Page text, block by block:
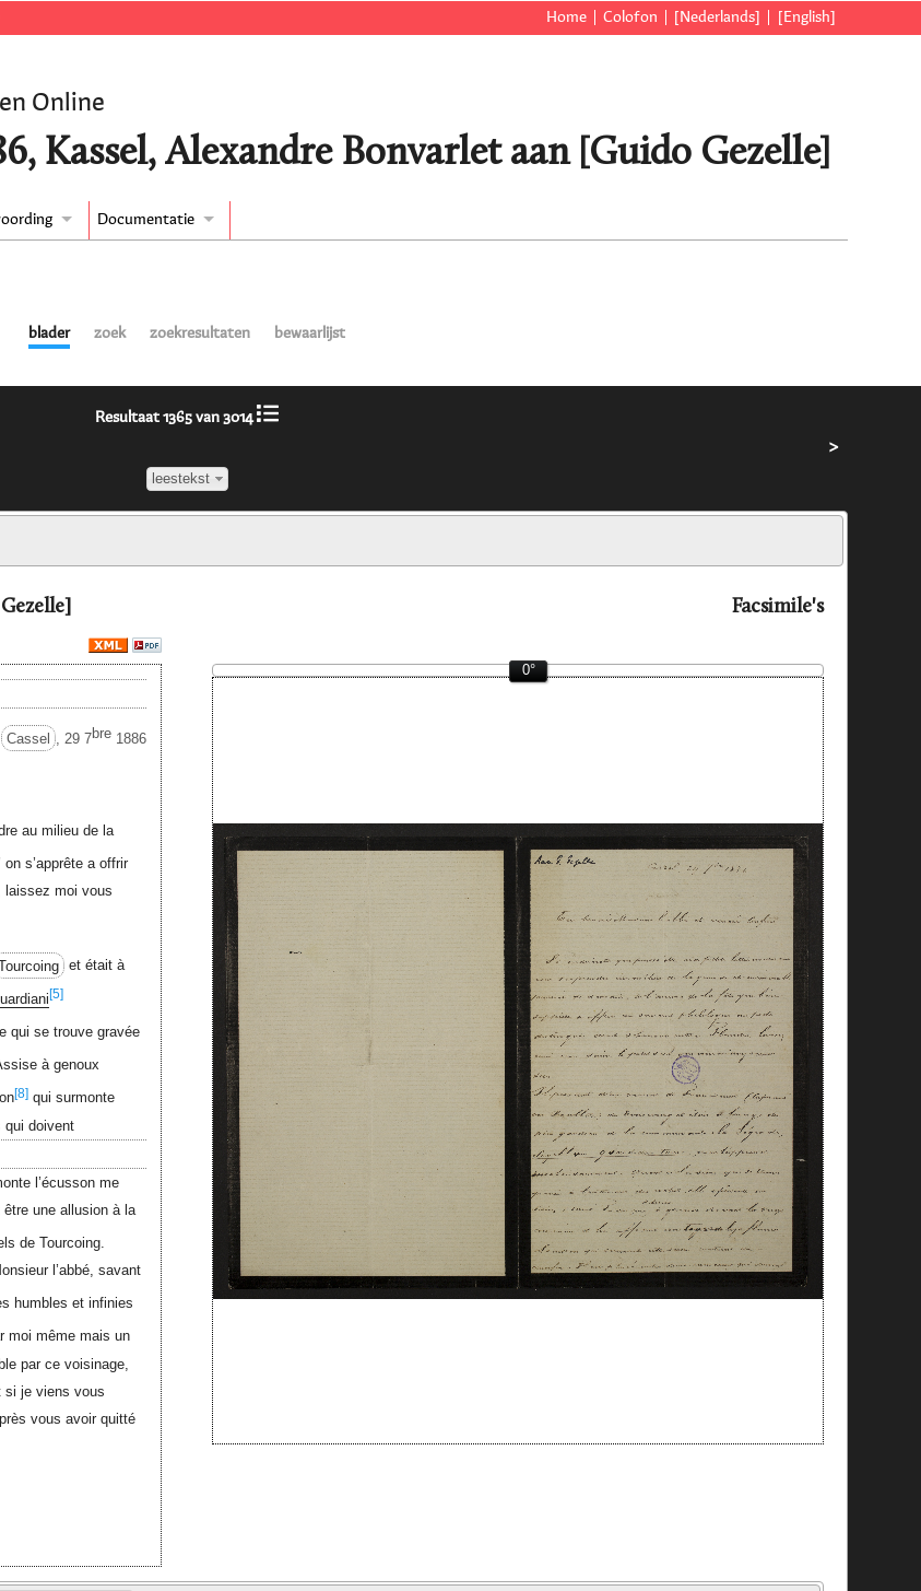
Home Colofon [Nederlands] [English]
Online
Kassel, Alexandre Bonvarlet aan [Guido Gezelle]
Documentatie
blader zoek zoekresultaten bewaarlijst
Resultaat 1365 van 3014
leestekst
>
Facsimile's
Cassel , 29 7bre1886
au milieu de la
s’apprête a offrir
laissez moi vous
et était à
[5]
qui se trouve gravée
à genoux
[8]qui surmonte
qui doivent
l’écusson me
une allusion à la
de Tourcoing.
l’abbé, savant
humbles et infinies
moi même mais un
par ce voisinage,
si je viens vous
vous avoir quitté
0°